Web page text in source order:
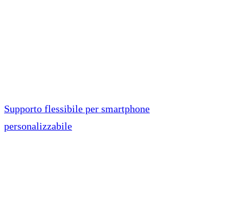
Supporto flessibile per smartphone
personalizzabile